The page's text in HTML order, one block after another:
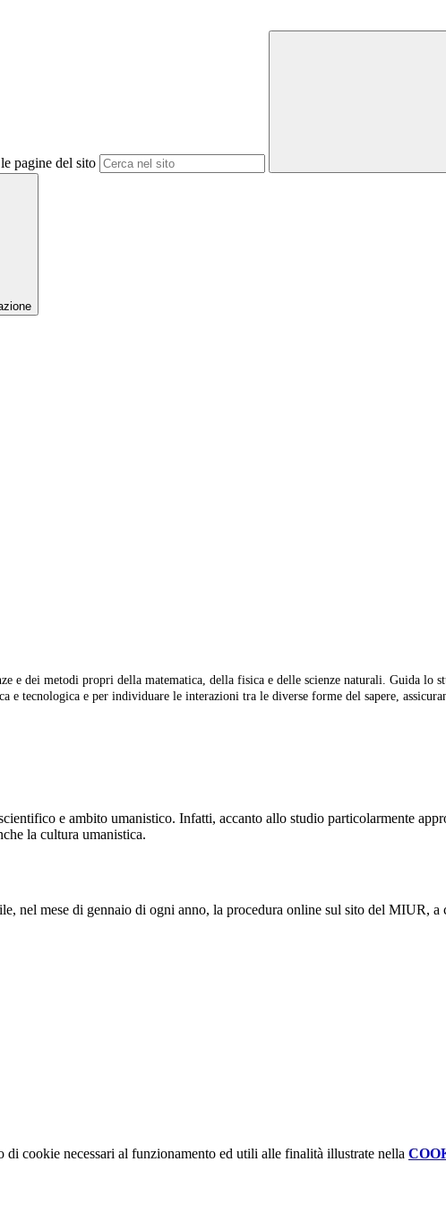
pagine del sito
e dei metodi propri della matematica, della fisica e delle scienze naturali. Guida lo
e tecnologica e per individuare le interazioni tra le diverse forme del sapere,
e ambito umanistico. Infatti, accanto allo studio particolarmente
la cultura umanistica.
nel mese di gennaio di ogni anno, la procedura online sul sito del MIUR, a
cookie necessari al funzionamento ed utili alle finalità illustrate nella